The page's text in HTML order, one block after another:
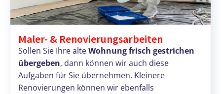
Maler- & Renovierungsarbeiten
Sollen Sie Ihre alteWohnung frisch gestrichen
übergeben, dann können wir auch diese
Aufgaben für Sie übernehmen. Kleinere
Renovierungen können wir ebenfalls